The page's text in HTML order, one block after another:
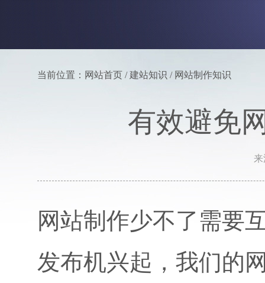
当前位置：网站首页 / 建站知识 / 网站制作知识
有效避免
来
网站制作少不了需要
发布机兴起，我们的